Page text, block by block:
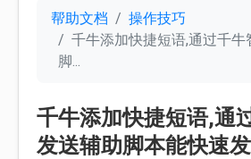
帮助文档
操作技巧
千牛添加快捷短语,通过千牛
脚...
千牛添加快捷短语,通
发送辅助脚本能快速